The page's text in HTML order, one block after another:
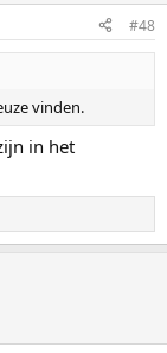
#48
vinden.
in het